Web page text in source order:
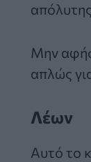
Μην
απλώς
Λέων
Αυτό το